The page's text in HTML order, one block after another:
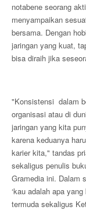
notabene seorang
menyampaikan
bersama. Dengan
jaringan yang kuat,
bisa diraih jika
"Konsistensi dalam
organisasi atau di
jaringan yang kita
karena keduanya
karier kita," tandas
sekaligus penulis
Gramedia ini. Dalam
‘kau adalah apa
termuda sekaligus